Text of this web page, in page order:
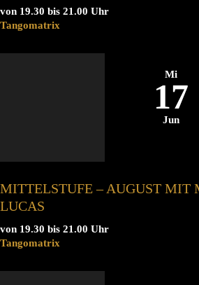
von 19.30 bis 21.00 Uhr
Tangomatrix
Mi
17
Jun
MITTELSTUFE – AUGUST MIT
LUCAS
von 19.30 bis 21.00 Uhr
Tangomatrix